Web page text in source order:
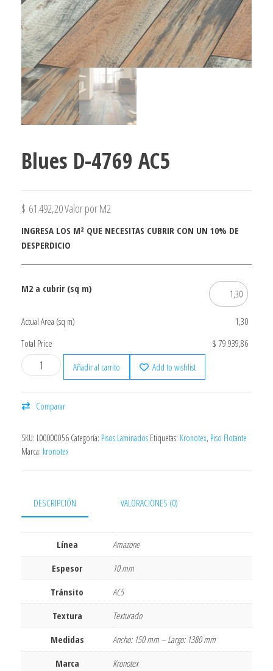
Blues D-4769 AC5
$ 61.492,20Valor por M2
INGRESA LOS M² QUE NECESITAS CUBRIR CON UN 10% DE
DESPERDICIO
M2 a cubrir (sq m)
Actual Area (sq m)
1,30
Total Price
$ 79.939,86
Añadir al carrito
Add to wishlist
Comparar
SKU: L00000056 Categoría: Pisos Laminados Etiquetas: Kronotex, Piso Flotante
Marca: kronotex
DESCRIPCIÓN VALORACIONES (0)
Línea
Amazone
Espesor
10 mm
Tránsito
AC5
Textura
Texturado
Medidas
Ancho: 150 mm – Largo: 1380 mm
Marca
Kronotex